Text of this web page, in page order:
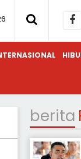
berita